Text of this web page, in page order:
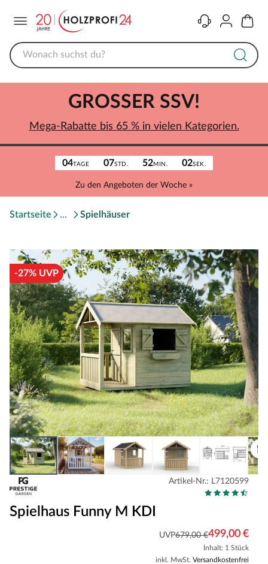
KontaktKonto
04TAGE 07STD. 52MIN. 02SEK.
Zu den Angeboten der Woche »
GROSSER SSV!
Mega-Rabatte bis 65 % in vielen Kategorien.
Startseite Spielhäuser
-27% UVP
Artikel-Nr.: L7120599
Spielhaus Funny M KDI
UVP679,00 €499,00 €
Inhalt: 1 Stück
inkl. MwSt. Versandkostenfrei